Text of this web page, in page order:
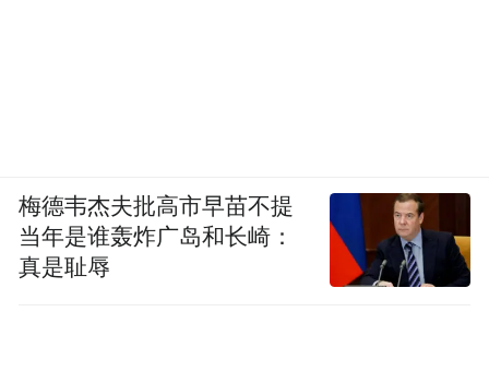
梅德韦杰夫批高市早苗不提
当年是谁轰炸广岛和长崎：
真是耻辱